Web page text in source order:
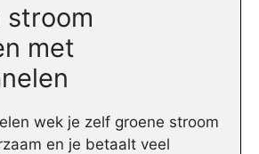
stroom
met
wek je zelf groene stroom
en je betaalt veel